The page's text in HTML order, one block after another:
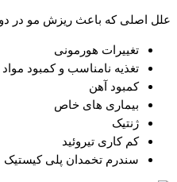
علل اصلی که باعث ریزش مو در
تغییرات هورمونی
تغذیه نامناسب و کمبود
کمبود آهن
بیماری های خاص
ژنتیک
کم کاری تیروئید
سندرم تخمدان پلی کیستیک